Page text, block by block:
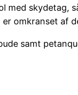
med skydetag,
omkranset af
samt